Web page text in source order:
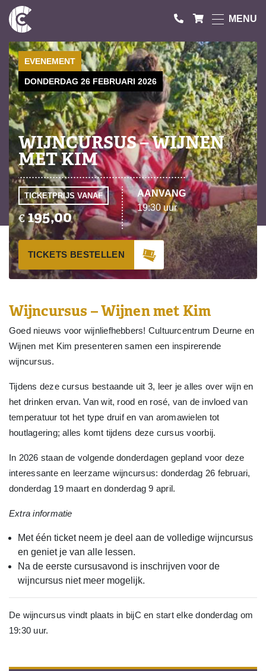
MENU
EVENEMENT
DONDERDAG 26 FEBRUARI 2026
WIJNCURSUS – WIJNEN
MET KIM
TICKETPRIJS VANAF
€195,00
AANVANG
19:30 uur
TICKETS BESTELLEN
Wijncursus – Wijnen met Kim
Goed nieuws voor wijnliefhebbers! Cultuurcentrum Deurne en
Wijnen met Kim presenteren samen een inspirerende
wijncursus.
Tijdens deze cursus bestaande uit 3, leer je alles over wijn en
het drinken ervan. Van wit, rood en rosé, van de invloed van
temperatuur tot het type druif en van aromawielen tot
houtlagering; alles komt tijdens deze cursus voorbij.
In 2026 staan de volgende donderdagen gepland voor deze
interessante en leerzame wijncursus: donderdag 26 februari,
donderdag 19 maart en donderdag 9 april.
Extra informatie
Met één ticket neem je deel aan de volledige wijncursus
en geniet je van alle lessen.
Na de eerste cursusavond is inschrijven voor de
wijncursus niet meer mogelijk.
De wijncursus vindt plaats in bijC en start elke donderdag om
19:30 uur.